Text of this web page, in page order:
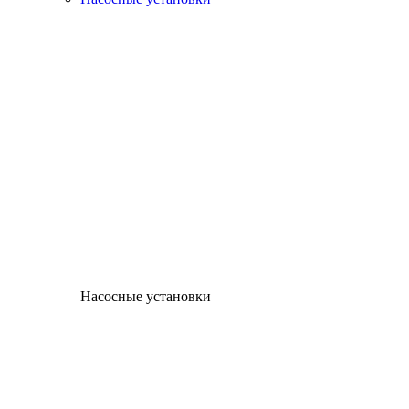
Насосные установки